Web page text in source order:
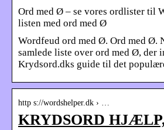
Ord med Ø – se vores ordlister til
listen med ord med Ø
Wordfeud ord med Ø. Ord med Ø.
samlede liste over ord med Ø, der
Krydsord.dks guide til det
http s://wordshelper.dk › …
KRYDSORD